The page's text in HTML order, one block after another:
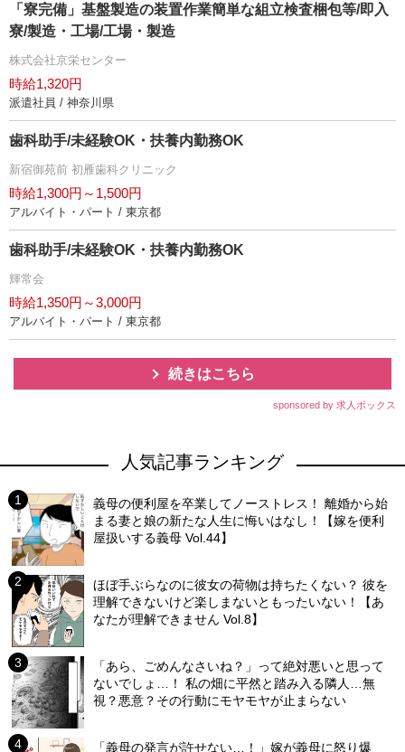
「寮完備」基盤製造の装置作業簡単な組立検査梱包等/即入
寮/製造・工場/工場・製造
株式会社京栄センター
時給1,320円
派遣社員 / 神奈川県
歯科助手/未経験OK・扶養内勤務OK
新宿御苑前 初雁歯科クリニック
時給1,300円～1,500円
アルバイト・パート / 東京都
歯科助手/未経験OK・扶養内勤務OK
輝常会
時給1,350円～3,000円
アルバイト・パート / 東京都
続きはこちら
sponsored by 求人ボックス
人気記事ランキング
義母の便利屋を卒業してノーストレス！ 離婚から始
まる妻と娘の新たな人生に悔いはなし！【嫁を便利
屋扱いする義母 Vol.44】
ほぼ手ぶらなのに彼女の荷物は持ちたくない？ 彼を
理解できないけど楽しまないともったいない！【あ
なたが理解できません Vol.8】
「あら、ごめんなさいね？」って絶対悪いと思って
ないでしょ…！ 私の畑に平然と踏み入る隣人…無
視？悪意？その行動にモヤモヤが止まらない
「義母の発言が許せない…！」嫁が義母に怒り爆